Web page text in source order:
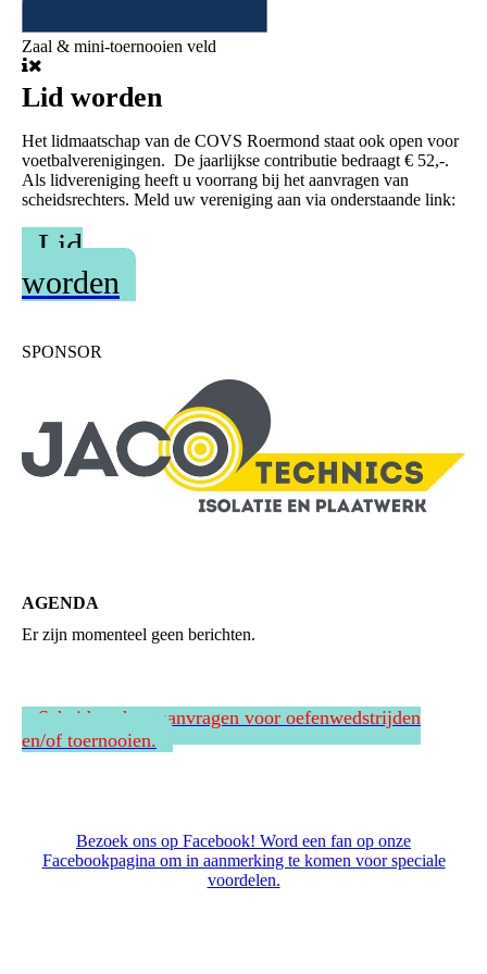
Zaal & mini-toernooien veld
Lid worden
Het lidmaatschap van de COVS Roermond staat ook open voor
voetbalverenigingen. De jaarlijkse contributie bedraagt € 52,-.
Als lidvereniging heeft u voorrang bij het aanvragen van
scheidsrechters. Meld uw vereniging aan via onderstaande link:
Lid
worden
SPONSOR
AGENDA
Er zijn momenteel geen berichten.
Scheidsrechter aanvragen voor oefenwedstrijden
en/of toernooien.
Bezoek ons op Facebook! Word een fan op onze
Facebookpagina om in aanmerking te komen voor speciale
voordelen.